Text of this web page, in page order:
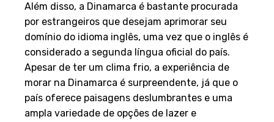
Além disso, a Dinamarca é bastante procurada
por estrangeiros que desejam aprimorar seu
domínio do idioma inglês, uma vez que o inglês é
considerado a segunda língua oficial do país.
Apesar de ter um clima frio, a experiência de
morar na Dinamarca é surpreendente, já que o
país oferece paisagens deslumbrantes e uma
ampla variedade de opções de lazer e